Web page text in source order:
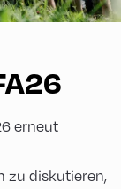
erneut
zu diskutieren,